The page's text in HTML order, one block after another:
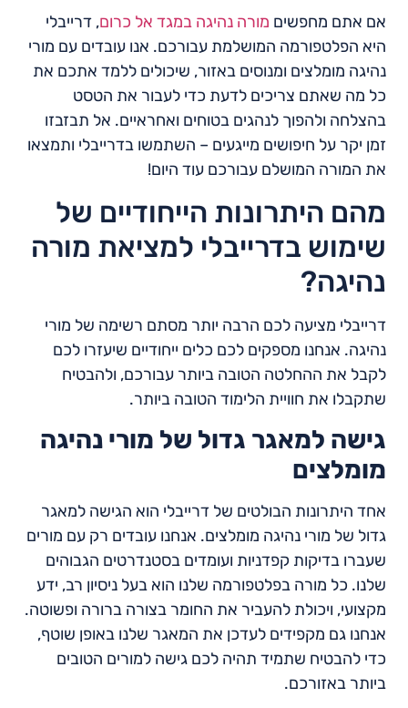
אם אתם מחפשים מורה נהיגה במגד אל כרום, דרייבלי
היא הפלטפורמה המושלמת עבורכם. אנו עובדים עם מורי
נהיגה מומלצים ומנוסים באזור, שיכולים ללמד אתכם את
כל מה שאתם צריכים לדעת כדי לעבור את הטסט
בהצלחה ולהפוך לנהגים בטוחים ואחראיים. אל תבזבזו
זמן יקר על חיפושים מייגעים – השתמשו בדרייבלי ותמצאו
את המורה המושלם עבורכם עוד היום!
מהם היתרונות הייחודיים של
שימוש בדרייבלי למציאת מורה
נהיגה?
דרייבלי מציעה לכם הרבה יותר מסתם רשימה של מורי
נהיגה. אנחנו מספקים לכם כלים ייחודיים שיעזרו לכם
לקבל את ההחלטה הטובה ביותר עבורכם, ולהבטיח
שתקבלו את חוויית הלימוד הטובה ביותר.
גישה למאגר גדול של מורי נהיגה
מומלצים
אחד היתרונות הבולטים של דרייבלי הוא הגישה למאגר
גדול של מורי נהיגה מומלצים. אנחנו עובדים רק עם מורים
שעברו בדיקות קפדניות ועומדים בסטנדרטים הגבוהים
שלנו. כל מורה בפלטפורמה שלנו הוא בעל ניסיון רב, ידע
מקצועי, ויכולת להעביר את החומר בצורה ברורה ופשוטה.
אנחנו גם מקפידים לעדכן את המאגר שלנו באופן שוטף,
כדי להבטיח שתמיד תהיה לכם גישה למורים הטובים
ביותר באזורכם.